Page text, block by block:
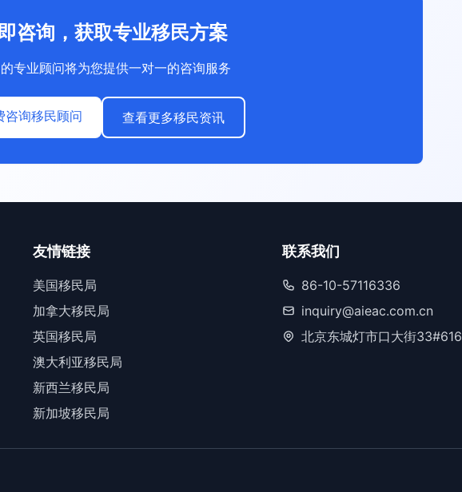
咨询，获取专业移民方案
专业顾问将为您提供一对一的咨询服务
咨询移民顾问 查看更多移民资讯
友情链接
美国移民局
加拿大移民局
英国移民局
澳大利亚移民局
新西兰移民局
新加坡移民局
联系我们
86-10-57116336
inquiry@aieac.com.cn
北京东城灯市口大街33#616